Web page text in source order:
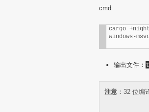
cmd
cargo
windows-
输出文件：
注意 ：32 位编